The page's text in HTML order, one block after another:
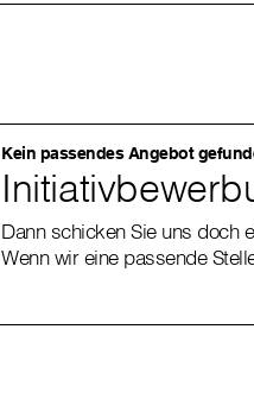
Kein passendes Angebot
Dann schicken Sie uns doch
Wenn wir eine passende